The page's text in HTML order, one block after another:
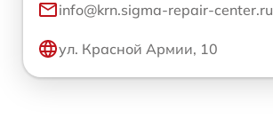
info@krn.sigma-repair-center.ru
ул. Красной Армии, 10